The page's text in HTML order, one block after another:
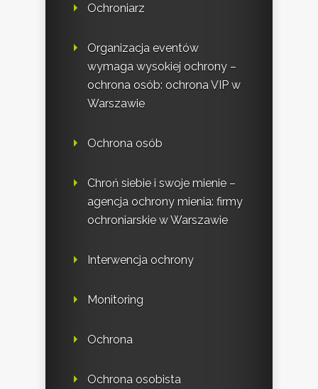
Ochroniarz
Organizacja eventów
wymaga wysokiej ochrony –
ochrona osób: ochrona VIP w
Warszawie
Ochrona osób
Chroń siebie i swoje mienie –
agencja ochrony mienia: firmy
ochroniarskie w Warszawie
Interwencja ochrony
Monitoring
Ochrona
Ochrona osobista